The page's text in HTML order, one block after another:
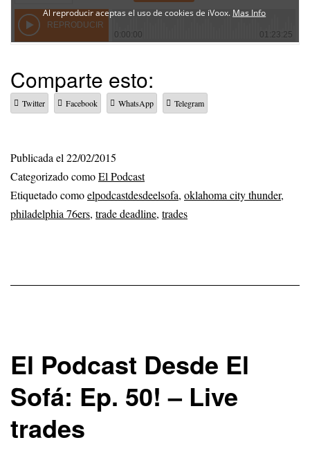
Comparte esto:
Twitter Facebook WhatsApp Telegram
Publicada el 22/02/2015
Categorizado comoEl Podcast
Etiquetado comoelpodcastdesdeelsofa, oklahoma city thunder,
philadelphia 76ers, trade deadline, trades
El Podcast Desde El
Sofá: Ep. 50! – Live
trades